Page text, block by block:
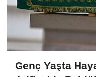
Genç Yaşta